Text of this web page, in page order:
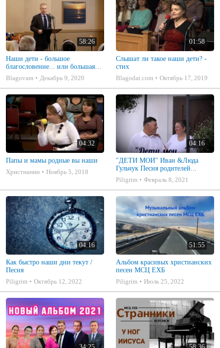
58:26
Наши дети - большое
благословение... или большая
боль (Семейная конференция -
Территория Завета) - Часть 5
Blagovam Декабрь 9, 2020
01:58
Слышат ли такое наши дети? -
стих
Blagodat.com
Октябрь 17, 2019
04:32
Папы и мамы родные вы наши
Христианин
Ноябрь 5, 2018
04:16
"ДЕТИ МОИ" Иван &Люда
Гульчук Песня родителей...
Piligrim
Февраль 8, 2021
04:16
Как быстро наши дни текут /
Песня
Piligrim
Октябрь 12, 2022
51:55
Альбом красивых христианских
песен МСЦ ЕХБ
Piligrim
Июль 25, 2022